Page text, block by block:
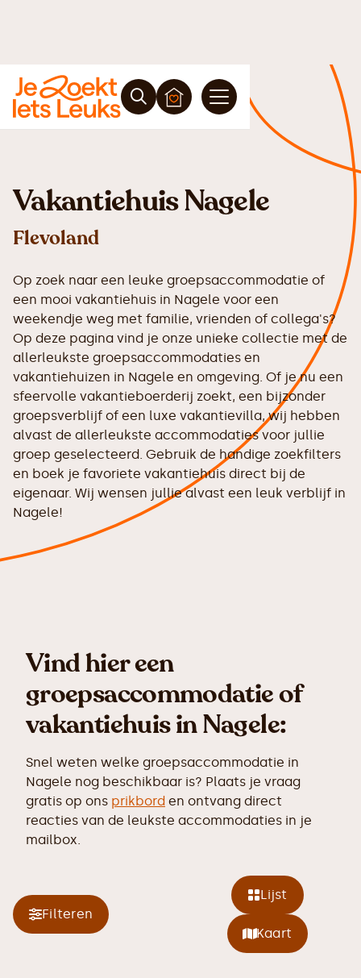
Vakantiehuis Nagele
Flevoland
Op zoek naar een leuke groepsaccommodatie of
een mooi vakantiehuis in Nagele voor een
weekendje weg met familie, vrienden of collega's?
Op deze pagina vind je onze unieke collectie met de
allerleukste groepsaccommodaties en
vakantiehuizen in Nagele en omgeving. Of je nu een
sfeervolle vakantieboerderij zoekt, een bijzonder
groepsverblijf of een luxe vakantievilla, wij hebben
alvast de allerleukste accommodaties voor jullie
groep geselecteerd. Gebruik de handige zoekfilters
en boek je favoriete vakantiehuis direct bij de
eigenaar. Wij wensen jullie alvast een leuk verblijf in
Nagele!
Vind hier een
groepsaccommodatie of
vakantiehuis in Nagele:
Snel weten welke groepsaccommodatie in
Nagele nog beschikbaar is? Plaats je vraag
gratis op ons prikbord en ontvang direct
reacties van de leukste accommodaties in je
mailbox.
Filteren
Lijst
Kaart